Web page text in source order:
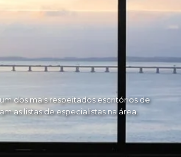
dos mais respeitados escritórios de
as listas de especialistas na área.